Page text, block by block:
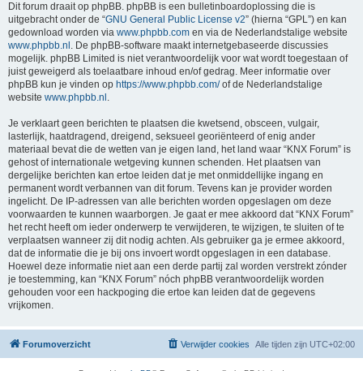
Dit forum draait op phpBB. phpBB is een bulletinboardoplossing die is
uitgebracht onder de “GNU General Public License v2” (hierna “GPL”) en kan
gedownload worden via www.phpbb.com en via de Nederlandstalige website
www.phpbb.nl . De phpBB-software maakt internetgebaseerde discussies
mogelijk. phpBB Limited is niet verantwoordelijk voor wat wordt toegestaan of
juist geweigerd als toelaatbare inhoud en/of gedrag. Meer informatie over
phpBB kun je vinden op https://www.phpbb.com/of de Nederlandstalige
website www.phpbb.nl .
Je verklaart geen berichten te plaatsen die kwetsend, obsceen, vulgair,
lasterlijk, haatdragend, dreigend, seksueel georiënteerd of enig ander
materiaal bevat die de wetten van je eigen land, het land waar “KNX Forum” is
gehost of internationale wetgeving kunnen schenden. Het plaatsen van
dergelijke berichten kan ertoe leiden dat je met onmiddellijke ingang en
permanent wordt verbannen van dit forum. Tevens kan je provider worden
ingelicht. De IP-adressen van alle berichten worden opgeslagen om deze
voorwaarden te kunnen waarborgen. Je gaat er mee akkoord dat “KNX Forum”
het recht heeft om ieder onderwerp te verwijderen, te wijzigen, te sluiten of te
verplaatsen wanneer zij dit nodig achten. Als gebruiker ga je ermee akkoord,
dat de informatie die je bij ons invoert wordt opgeslagen in een database.
Hoewel deze informatie niet aan een derde partij zal worden verstrekt zónder
je toestemming, kan “KNX Forum” nóch phpBB verantwoordelijk worden
gehouden voor een hackpoging die ertoe kan leiden dat de gegevens
vrijkomen.
Forumoverzicht Alle tijden zijn UTC+02:00
Verwijder cookies